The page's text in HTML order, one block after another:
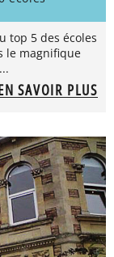
top 5 des écoles
le magnifique
SAVOIR PLUS